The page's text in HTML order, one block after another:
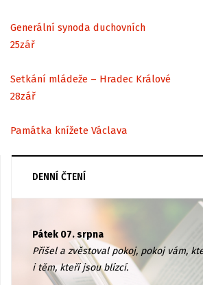
Generální synoda duchovních
25zář
Setkání mládeže – Hradec Králové
28zář
Památka knížete Václava
DENNÍ ČTENÍ
Pátek 07. srpna
Přišel a zvěstoval pokoj, pokoj vám,
i těm, kteří jsou blízcí.